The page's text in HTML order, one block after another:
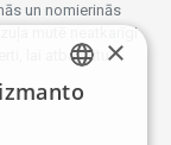
un nomierinās
mutē neatkarīgi
lai atbalstītu
LATVIAN
×